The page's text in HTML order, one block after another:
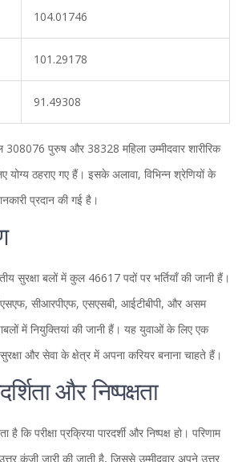
104.01746
101.29178
91.49308
308076 पुरुष और 38328 महिला उम्मीदवार शारीरिक
योग्य ठहराए गए हैं। इसके अलावा, विभिन्न श्रेणियों के
प्रदान की गई है।
सुरक्षा बलों में कुल 46617 पदों पर भर्तियाँ की जानी हैं।
सीआरपीएफ, एसएसबी, आईटीबीपी, और असम
में नियुक्तियां की जानी हैं। यह युवाओं के लिए एक
और सेवा के क्षेत्र में अपना करियर बनाना चाहते हैं।
और निष्पक्षता
कि परीक्षा प्रक्रिया पारदर्शी और निष्पक्ष हो। परिणाम
कुंजी जारी की जाती है, जिससे उम्मीदवार अपने उत्तर